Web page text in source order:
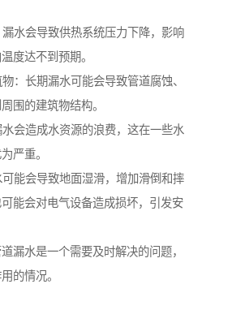
水会导致供热系统压力下降，影响
度达不到预期。
：长期漏水可能会导致管道腐蚀、
围的建筑物结构。
会造成水资源的浪费，这在一些水
严重。
能会导致地面湿滑，增加滑倒和摔
能会对电气设备造成损坏，引发安
漏水是一个需要及时解决的问题，
的情况。